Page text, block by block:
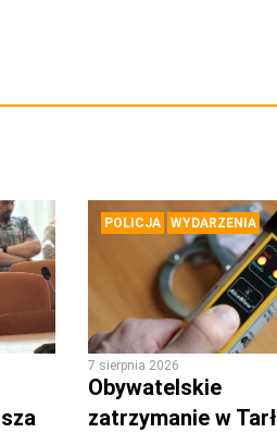
POLICJA WYDARZENIA
7 sierpnia 2026
Obywatelskie
zatrzymanie w